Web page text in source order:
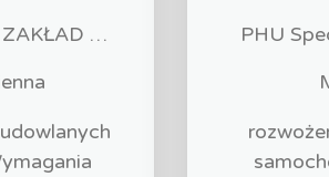
CZESŁAW KROGULEC ZAKŁAD ROBÓT DROGOWYCH "KROGULEC"
PHU